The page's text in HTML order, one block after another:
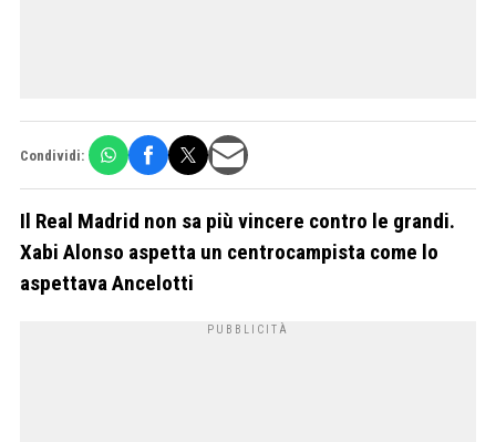
Condividi:
Il Real Madrid non sa più vincere contro le grandi.
Xabi Alonso aspetta un centrocampista come lo
aspettava Ancelotti